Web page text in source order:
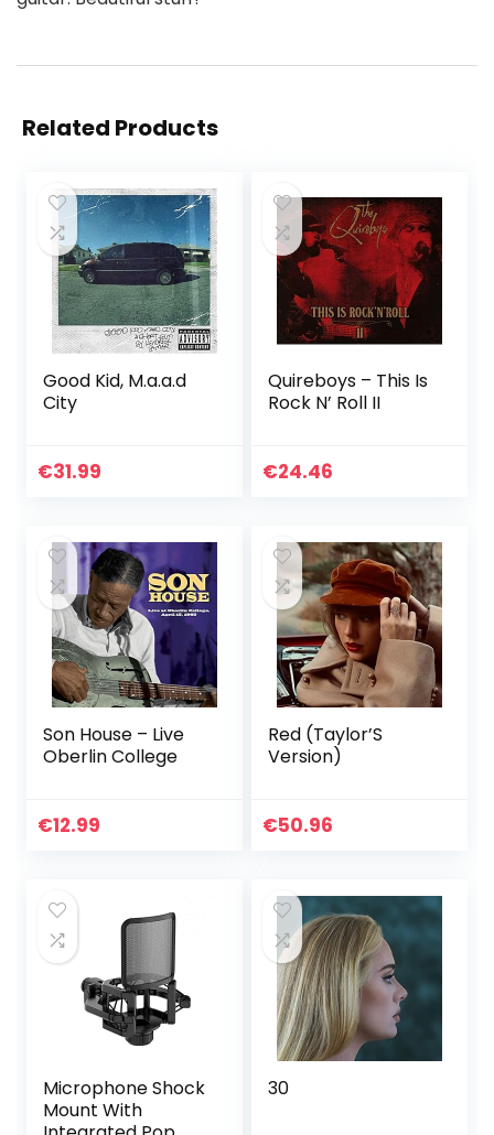
Related Products
Good Kid, M.a.a.d
City
€31.99
Quireboys – This Is
Rock N’ Roll II
€24.46
Son House – Live
Oberlin College
€12.99
Red (Taylor’S
Version)
€50.96
Microphone Shock
Mount With
30